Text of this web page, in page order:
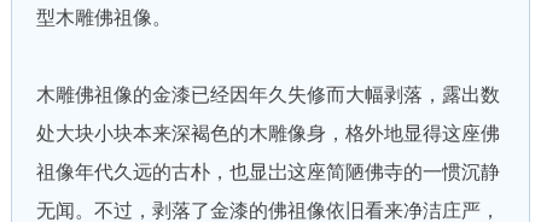
型木雕佛祖像。
木雕佛祖像的金漆已经因年久失修而大幅剥落，露出数
处大块小块本来深褐色的木雕像身，格外地显得这座佛
祖像年代久远的古朴，也显岀这座简陋佛寺的一惯沉静
无闻。不过，剥落了金漆的佛祖像依旧看来净洁庄严，